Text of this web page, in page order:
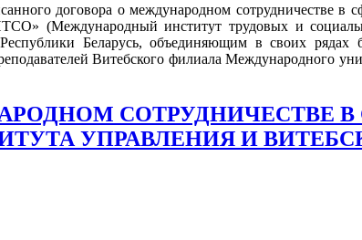
договора о международном сотрудничестве
(Международный институт трудовых и
Беларусь, объединяющим в своих рядах
Витебского филиала Международного
СОТРУДНИЧЕСТВЕ В
УПРАВЛЕНИЯ И